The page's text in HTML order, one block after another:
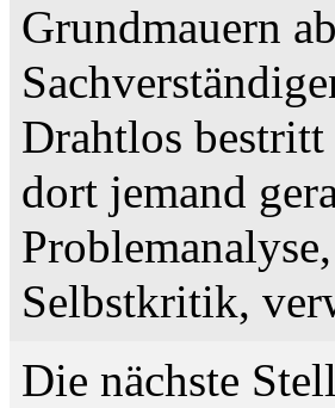
Grundmauern
Drahtlos
dort jemand
Selbstkritik,
Die nächste